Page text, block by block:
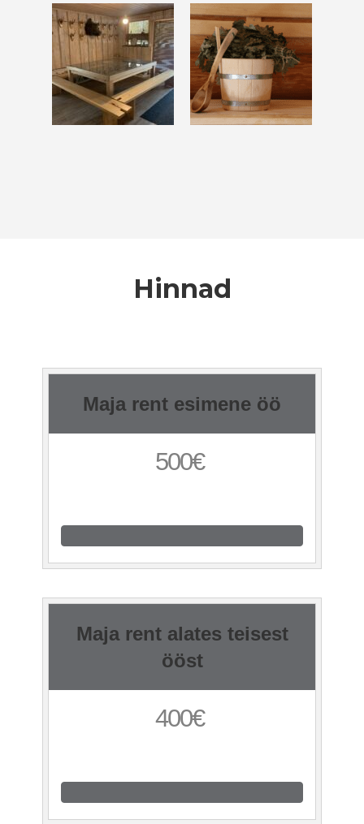
Hinnad
Maja rent esimene öö
500€
Maja rent alates teisest
ööst
400€